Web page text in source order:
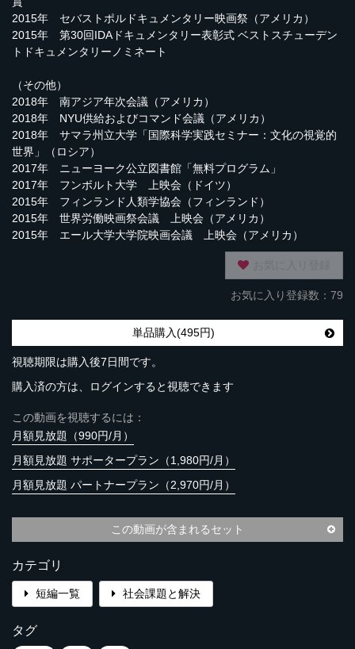
2015年 セバストポルドキュメンタリー映画祭（アメリカ）
2015年 第30回IDAドキュメンタリー表彰式 ベストスチューデン
トドキュメンタリーノミネート
（その他）
2018年 南アジア年次会議（アメリカ）
2018年 NYU供給およびコマンド会議（アメリカ）
2018年 サマラ州立大学「国際科学実践セミナー：文化の視覚的
世界」（ロシア）
2017年 ニューヨーク公立図書館「無料プログラム」
2017年 フンボルト大学 上映会（ドイツ）
2015年 フィンランド人類学協会（フィンランド）
2015年 世界労働映画祭会議 上映会（アメリカ）
2015年 エール大学大学院映画会議 上映会（アメリカ）
お気に入り登録数：79
単品購入(495円)
視聴期限は購入後7日間です。
購入済の方は、ログインすると視聴できます
この動画を視聴するには：
月額見放題（990円/月）
月額見放題 サポータープラン（1,980円/月）
月額見放題 パートナープラン（2,970円/月）
この動画が含まれるセット
カテゴリ
短編一覧 社会課題と解決
タグ